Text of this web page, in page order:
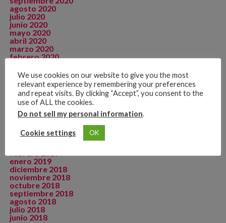
agosto 2020
julio 2020
junio 2020
mayo 2020
abril 2020
marzo 2020
febrero 2020
diciembre 2019
noviembre 2019
octubre 2019
septiembre 2019
agosto 2019
julio 2019
junio 2019
mayo 2019
abril 2019
enero 2019
diciembre 2018
noviembre 2018
octubre 2018
septiembre 2018
agosto 2018
julio 2018
junio 2018
We use cookies on our website to give you the most
relevant experience by remembering your preferences
and repeat visits. By clicking “Accept”, you consent to the
use of ALL the cookies.
Do not sell my personal information.
Cookie settings OK